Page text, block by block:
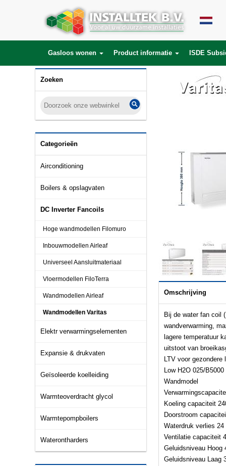
Gasloos wonen Product informatie ISDE
Zoeken
Categorieën
Airconditioning
Boilers & opslagvaten
DC Inverter Fancoils
Hoge wandmodellen Filomuro
Inbouwmodellen Airleaf
Universeel Aansluitmateriaal
Vloermodellen FiloTerra
Wandmodellen Airleaf
Wandmodellen Varitas
Elektr verwarmingselementen
Expansie & drukvaten
Geïsoleerde koelleiding
Warmteoverdracht glycol
Warmtepompboilers
Waterontharders
Omschrijving
Bij de water fan coil
wandverwarming,
lagere temperatuur
uitstoot van
LTV voor gezondere
Low H2O 025/
Wandmodel
Koeling capaciteit
Doorstroom
Waterdruk verlies 24
Ventilatie capaciteit
Geluidsniveau Hoog
Geluidsniveau Laag